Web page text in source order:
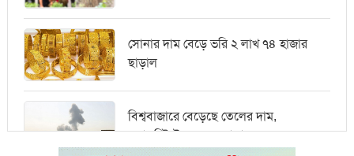
সোনার দাম বেড়ে ভরি ২ লাখ ৭৪ হাজার
ছাড়াল
বিশ্ববাজারে বেড়েছে তেলের দাম,
ওয়ালস্ট্রিটে পতনের আভাস